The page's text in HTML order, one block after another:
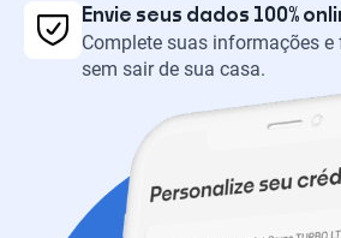
Envie seus dados 100%
Complete suas informações
sem sair de sua casa.